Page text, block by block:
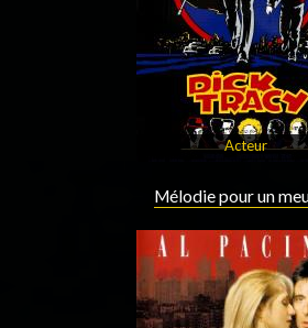
Acteur
Mélodie pour un